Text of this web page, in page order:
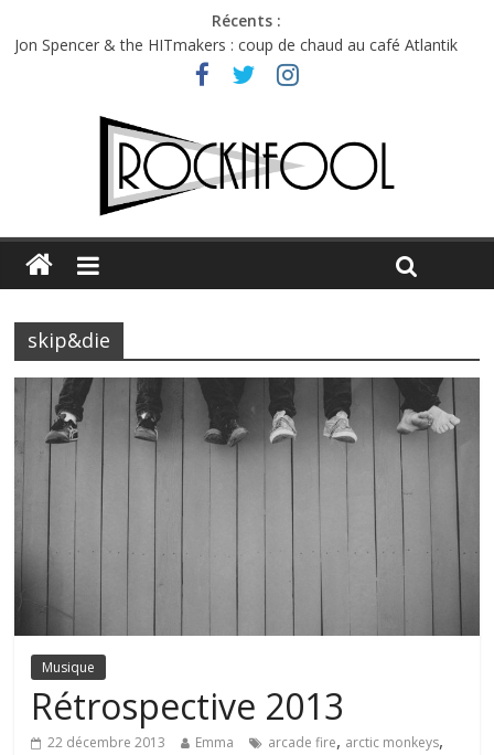
Récents :
Jon Spencer & the HITmakers : coup de chaud au café Atlantik
Hellfest 2026 vendredi : température et émotions en hausse
Hellfest 2026 jeudi : impossible de choisir entre chaleur et bonne
Première édition du Midgard Festival : entre bière, métal et
Charlie Puth à l’Olympia : la leçon de pop du Professeur Puth
skip&die
Musique
Rétrospective 2013
22 décembre 2013 Emma arcade fire, arctic monkeys,